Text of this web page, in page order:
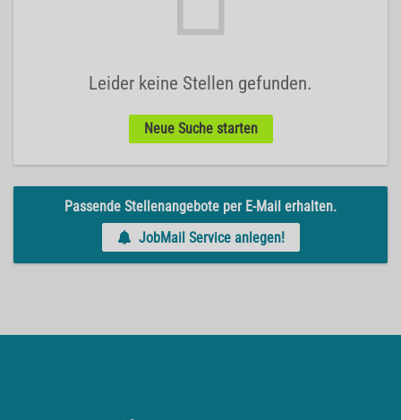
Leider keine Stellen gefunden.
Neue Suche starten
Passende Stellenangebote per E-Mail erhalten.
JobMail Service anlegen!